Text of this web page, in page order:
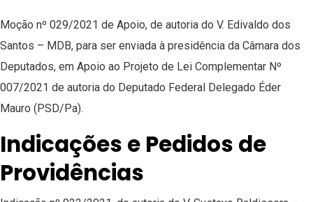
Moção nº 029/2021 de Apoio, de autoria do V. Edivaldo dos
Santos – MDB, para ser enviada à presidência da Câmara dos
Deputados, em Apoio ao Projeto de Lei Complementar Nº
007/2021 de autoria do Deputado Federal Delegado Éder
Mauro (PSD/Pa).
Indicações e Pedidos de
Providências